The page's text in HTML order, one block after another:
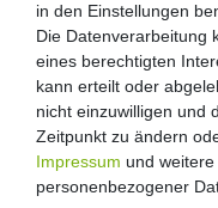
in den Einstellungen
Die Datenverarbeitung
eines berechtigten
kann erteilt oder
nicht einzuwilligen und
Zeitpunkt zu ändern
Impressum und
personenbezogener